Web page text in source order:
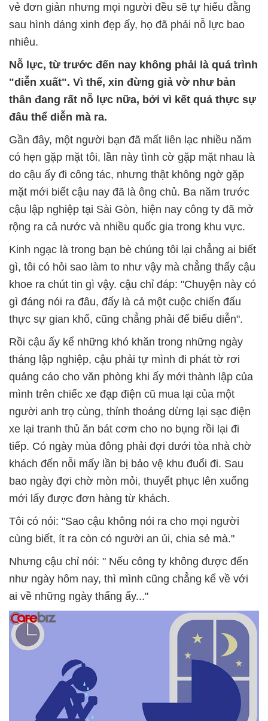
vẻ đơn giản nhưng mọi người đều sẽ tự hiểu đằng
sau hình dáng xinh đẹp ấy, họ đã phải nỗ lực bao
nhiêu.
Nỗ lực, từ trước đến nay không phải là quá trình
"diễn xuất". Vì thế, xin đừng giả vờ như bản
thân đang rất nỗ lực nữa, bởi vì kết quả thực sự
đâu thể diễn mà ra.
Gần đây, một người bạn đã mất liên lạc nhiều năm
có hẹn gặp mặt tôi, lần này tình cờ gặp mặt nhau là
do cậu ấy đi công tác, nhưng thật không ngờ gặp
mặt mới biết cậu nay đã là ông chủ. Ba năm trước
cậu lập nghiệp tại Sài Gòn, hiện nay công ty đã mở
rộng ra cả nước và nhiều quốc gia trong khu vực.
Kinh ngạc là trong bạn bè chúng tôi lại chẳng ai biết
gì, tôi có hỏi sao làm to như vậy mà chẳng thấy cậu
khoe ra chút tin gì vậy. cậu chỉ đáp: "Chuyện này có
gì đáng nói ra đâu, đấy là cả một cuộc chiến đấu
thực sự gian khổ, cũng chẳng phải để biểu diễn".
Rồi cậu ấy kể những khó khăn trong những ngày
tháng lập nghiệp, cậu phải tự mình đi phát tờ rơi
quảng cáo cho văn phòng khi ấy mới thành lập của
mình trên chiếc xe đạp điện cũ mua lại của một
người anh trọ cùng, thỉnh thoảng dừng lại sạc điện
xe lại tranh thủ ăn bát cơm cho no bụng rồi lại đi
tiếp. Có ngày mùa đông phải đợi dưới tòa nhà chờ
khách đến nỗi mấy lần bị bảo vệ khu đuổi đi. Sau
bao ngày đợi chờ mòn mỏi, thuyết phục lên xuống
mới lấy được đơn hàng từ khách.
Tôi có nói: "Sao cậu không nói ra cho mọi người
cùng biết, ít ra còn có người an ủi, chia sẻ mà."
Nhưng cậu chỉ nói: " Nếu công ty không được đến
như ngày hôm nay, thì mình cũng chẳng kể về với
ai về những ngày thấng ấy..."